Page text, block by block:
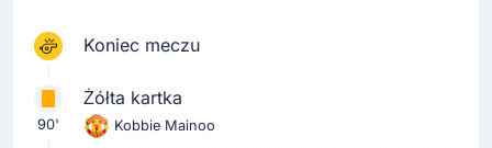
Koniec meczu
90'
Żółta kartka
Kobbie Mainoo